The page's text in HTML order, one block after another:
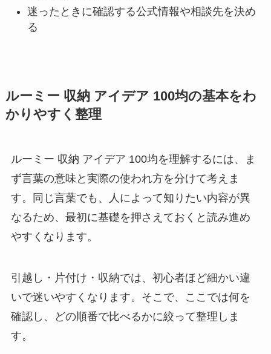
迷ったときに確認する公式情報や相談先を決め
る
ルーミー 収納 アイデア 100均の基本をわ
かりやすく整理
ルーミー 収納 アイデア 100均を理解するには、ま
ず言葉の意味と実際の使われ方を分けて考えま
す。同じ言葉でも、人によって知りたい内容が異
なるため、最初に基礎を押さえておくと読み進め
やすくなります。
引越し・片付け・収納では、初心者ほど細かい違
いで迷いやすくなります。そこで、ここでは何を
確認し、どの順番で比べるかに絞って整理しま
す。